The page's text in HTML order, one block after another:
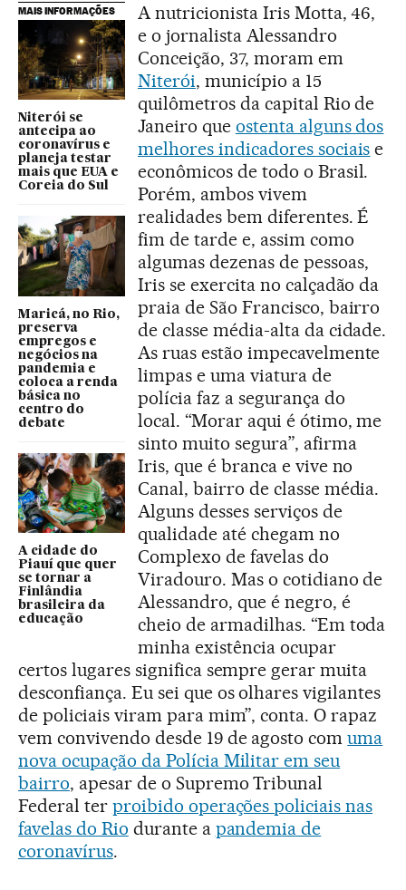
MAIS INFORMAÇÕES
Niterói se
antecipa ao
coronavírus e
planeja testar
mais que EUA e
Coreia do Sul
Maricá, no Rio,
preserva
empregos e
negócios na
pandemia e
coloca a renda
básica no
centro do
debate
A cidade do
Piauí que quer
se tornar a
Finlândia
brasileira da
educação
A nutricionista Iris Motta, 46,
e o jornalista Alessandro
Conceição, 37, moram em
Niterói, município a 15
quilômetros da capital Rio de
Janeiro que ostenta alguns dos
melhores indicadores sociais e
econômicos de todo o Brasil.
Porém, ambos vivem
realidades bem diferentes. É
fim de tarde e, assim como
algumas dezenas de pessoas,
Iris se exercita no calçadão da
praia de São Francisco, bairro
de classe média-alta da cidade.
As ruas estão impecavelmente
limpas e uma viatura de
polícia faz a segurança do
local. “Morar aqui é ótimo, me
sinto muito segura”, afirma
Iris, que é branca e vive no
Canal, bairro de classe média.
Alguns desses serviços de
qualidade até chegam no
Complexo de favelas do
Viradouro. Mas o cotidiano de
Alessandro, que é negro, é
cheio de armadilhas. “Em toda
minha existência ocupar
certos lugares significa sempre gerar muita
desconfiança. Eu sei que os olhares vigilantes
de policiais viram para mim”, conta. O rapaz
vem convivendo desde 19 de agosto comuma
nova ocupação da Polícia Militar em seu
bairro, apesar de o Supremo Tribunal
Federal ter proibido operações policiais nas
favelas do Rio durante a pandemia de
coronavírus.